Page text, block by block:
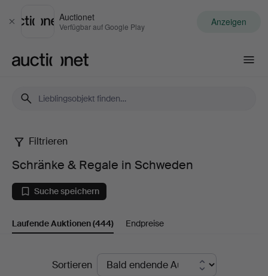
Schließen
Auctionet
Verfügbar auf Google Play Anzeigen
Schränke
Regale
in
Schweden
Filtrieren
Schränke & Regale in Schweden
Suche speichern
Laufende Auktionen(444) Endpreise
LaufendeSortieren